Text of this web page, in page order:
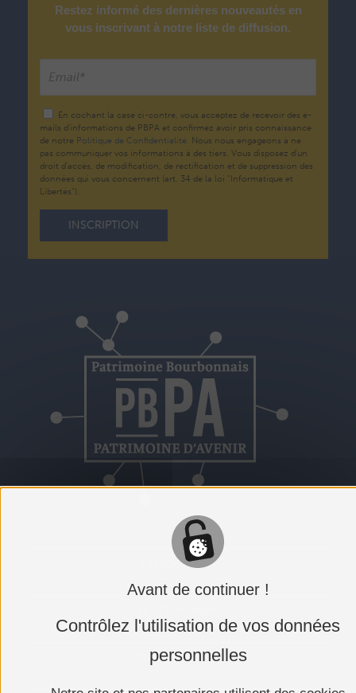
Restez informé des dernières nouveautés en
vous inscrivant à notre liste de diffusion.
En cochant la case ci-contre, vous acceptez de recevoir des e-
mails d’informations de PBPA et confirmez avoir pris connaissance
de notre Politique de Confidentialité. Nous nous engageons à ne
pas communiquer vos informations à des tiers. Vous disposez d'un
droit d'accès, de modification, de rectification et de suppression des
données qui vous concernent (art. 34 de la loi "Informatique et
Libertés").
L'ASSOCIATION
ADHÉRER AU PBPA
Avant de continuer !
Contrôlez l'utilisation de vos données
personnelles